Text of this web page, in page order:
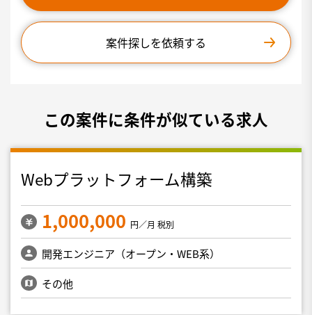
案件探しを依頼する
この案件に条件が似ている求人
Webプラットフォーム構築
1,000,000 円／月 税別
開発エンジニア（オープン・WEB系）
その他